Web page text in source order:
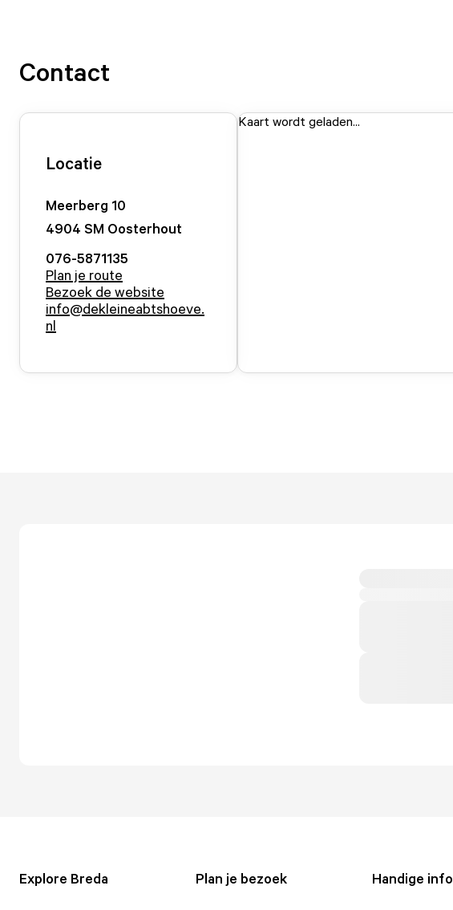
Contact
Locatie
Meerberg 10
4904 SM Oosterhout
076-5871135
Plan je route
Bezoek de website
info@dekleineabtshoeve.
nl
Kaart wordt geladen...
Explore Breda Plan je bezoek Handige info